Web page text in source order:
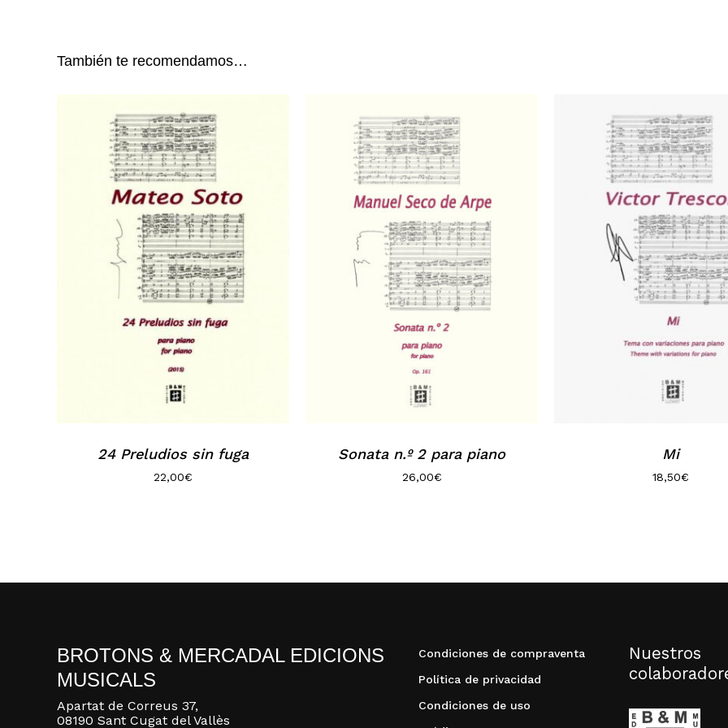
También te recomendamos…
24 Preludios sin fuga
22,00€
Sonata n.º 2 para piano
26,00€
Mi
18,50€
BROTONS & MERCADAL EDICIONS
MUSICALS
Apartat de Correus 37,
08190 Sant Cugat del Vallès
Condiciones de compraventa
Política de privacidad
Condiciones de uso
Nuestros